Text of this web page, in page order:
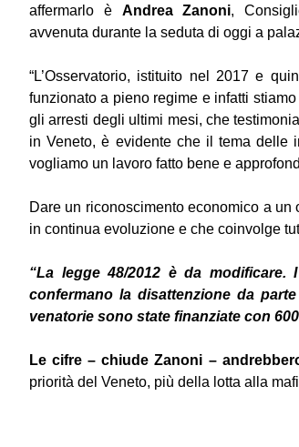
affermarlo è Andrea Zanoni,
avvenuta durante la seduta di oggi a
“L’Osservatorio, istituito nel 2017 e
funzionato a pieno regime e infatti
gli arresti degli ultimi mesi, che
in Veneto, è evidente che il tema delle
vogliamo un lavoro fatto bene e
Dare un riconoscimento economico a
in continua evoluzione e che coinvolge
“La legge 48/2012 è da
confermano la disattenzione da
venatorie sono state finanziate con
Le cifre – chiude Zanoni –
priorità del Veneto, più della lotta alla